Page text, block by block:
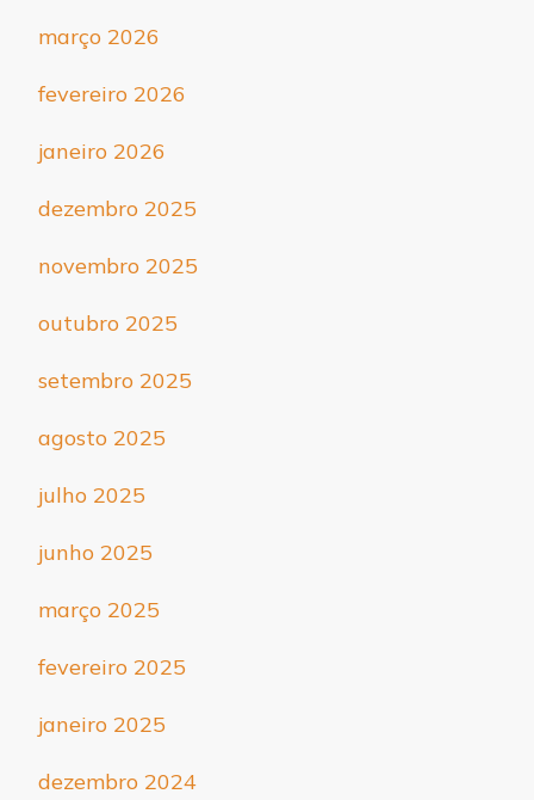
março 2026
fevereiro 2026
janeiro 2026
dezembro 2025
novembro 2025
outubro 2025
setembro 2025
agosto 2025
julho 2025
junho 2025
março 2025
fevereiro 2025
janeiro 2025
dezembro 2024